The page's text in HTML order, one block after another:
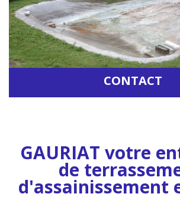
CONTACT
GAURIAT votre
de
d'assainissement